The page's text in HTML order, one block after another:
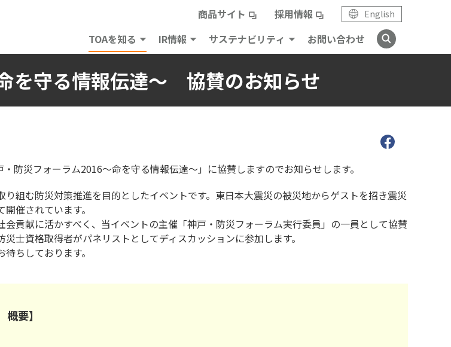
商品サイト 採用情報 English
TOAを知る IR情報 サステナビリティ お問い合わせ
を守る情報伝達～ 協賛のお知らせ
防災フォーラム2016～命を守る情報伝達～」に協賛しますのでお知らせします。
組む防災対策推進を目的としたイベントです。東日本大震災の被災地からゲストを招き震災
催されています。
貢献に活かすべく、当イベントの主催「神戸・防災フォーラム実行委員」の一員として協賛
士資格取得者がパネリストとしてディスカッションに参加します。
ちしております。
要】